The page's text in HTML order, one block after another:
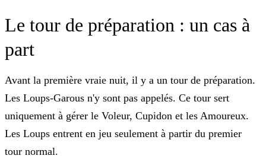
Le tour de préparation : un cas à
part
Avant la première vraie nuit, il y a un tour de préparation.
Les Loups-Garous n'y sont pas appelés. Ce tour sert
uniquement à gérer le Voleur, Cupidon et les Amoureux.
Les Loups entrent en jeu seulement à partir du premier
tour normal.